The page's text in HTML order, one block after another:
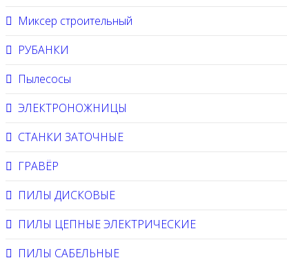
Миксер строительный
РУБАНКИ
Пылесосы
ЭЛЕКТРОНОЖНИЦЫ
СТАНКИ ЗАТОЧНЫЕ
ГРАВЁР
ПИЛЫ ДИСКОВЫЕ
ПИЛЫ ЦЕПНЫЕ ЭЛЕКТРИЧЕСКИЕ
ПИЛЫ САБЕЛЬНЫЕ